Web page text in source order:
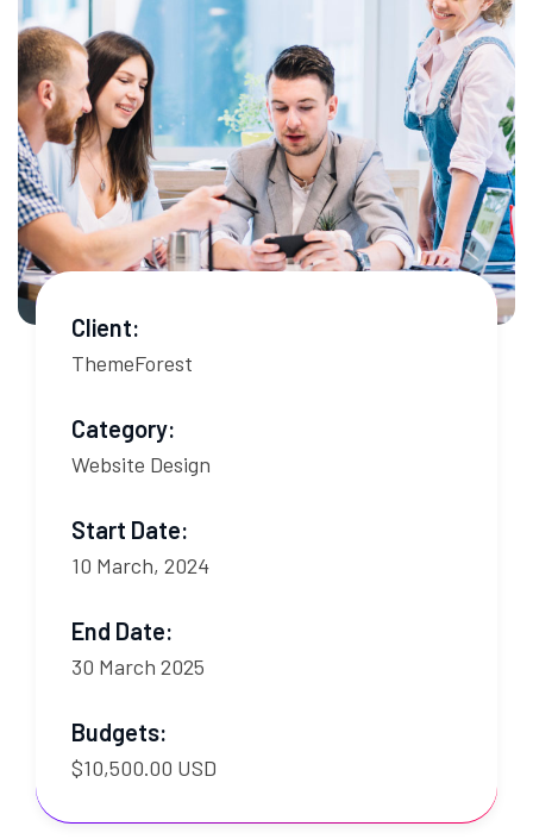
Client:
ThemeForest
Category:
Website Design
Start Date:
10 March, 2024
End Date:
30 March 2025
Budgets:
$10,500.00 USD